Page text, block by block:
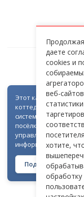
СОСНОВЫЕ
Этот каталог создан
коттеджных
система контроля
посёлкам
управлять доступом
информировать
Подробнее о
даете
cookies и
веб-
хотите,